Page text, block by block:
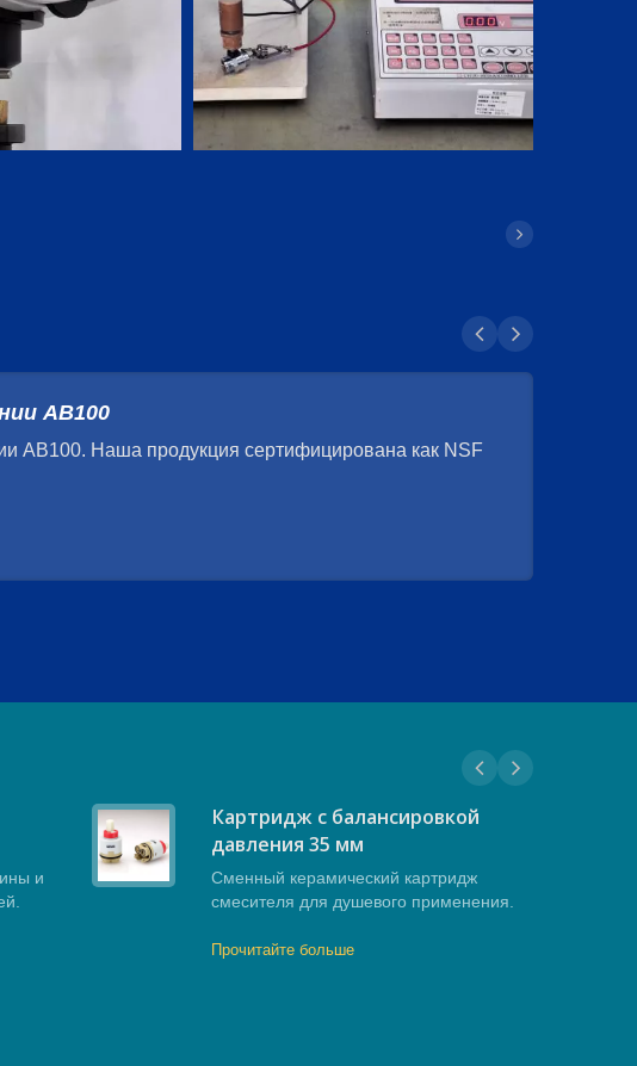
AB100
AB100. Наша продукция сертифицирована как NSF
и
Картридж с балансировкой
давления 35 мм
Сменный керамический картридж
смесителя для душевого применения.
Прочитайте больше